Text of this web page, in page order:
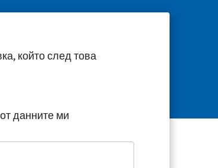
който след това
данните ми